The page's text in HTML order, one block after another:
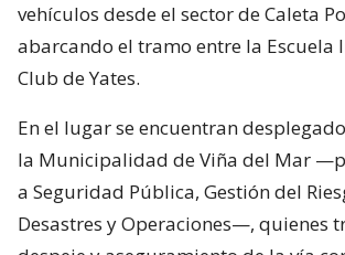
vehículos desde el sector de Caleta
abarcando el tramo entre la Escuela
Club de Yates.
En el lugar se encuentran
la Municipalidad de Viña del Mar
a Seguridad Pública, Gestión del
Desastres y Operaciones—, quienes